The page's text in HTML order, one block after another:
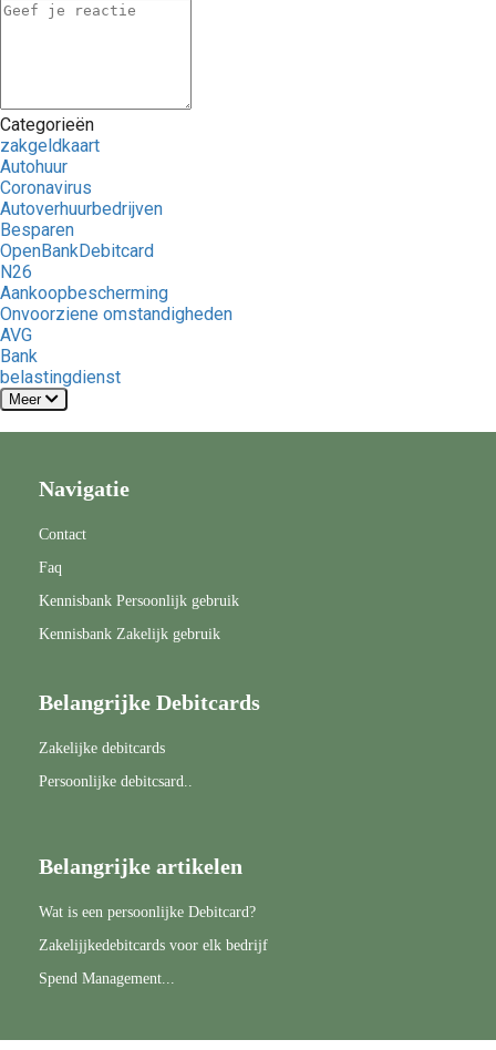
Categorieën
zakgeldkaart
Autohuur
Coronavirus
Autoverhuurbedrijven
Besparen
OpenBankDebitcard
N26
Aankoopbescherming
Onvoorziene omstandigheden
AVG
Bank
belastingdienst
Meer
Navigatie
Contact
Faq
Kennisbank Persoonlijk gebruik
Kennisbank Zakelijk gebruik
Belangrijke Debitcards
Zakelijke debitcards
Persoonlijke debitcsard..
Belangrijke artikelen
Wat is een persoonlijke Debitcard?
Zakelijjkedebitcards voor elk bedrijf
Spend Management...